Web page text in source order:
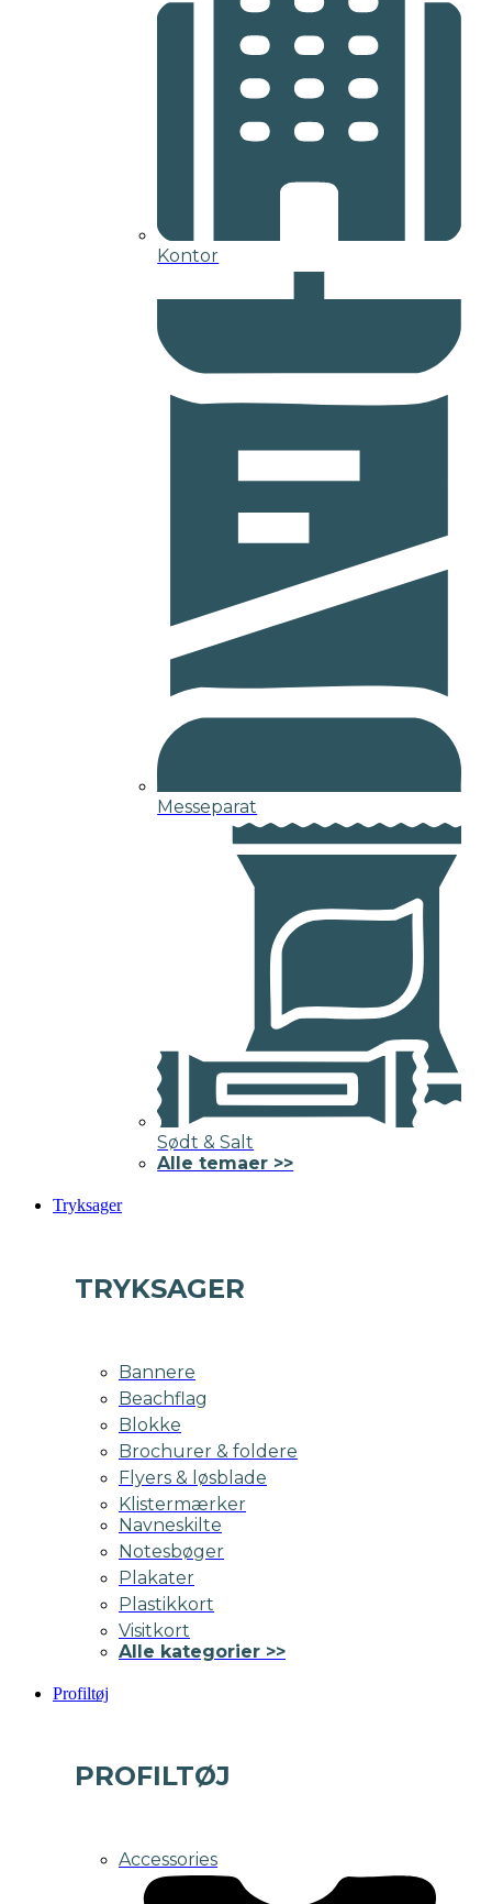
Kontor
Messeparat
Sødt & Salt
Alle temaer >>
Tryksager
TRYKSAGER
Bannere
Beachflag
Blokke
Brochurer & foldere
Flyers & løsblade
Klistermærker
Navneskilte
Notesbøger
Plakater
Plastikkort
Visitkort
Alle kategorier >>
Profiltøj
PROFILTØJ
Accessories